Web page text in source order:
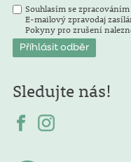
Souhlasím se
E-mailový zpravodaj
Pokyny pro zrušení
Sledujte nás!